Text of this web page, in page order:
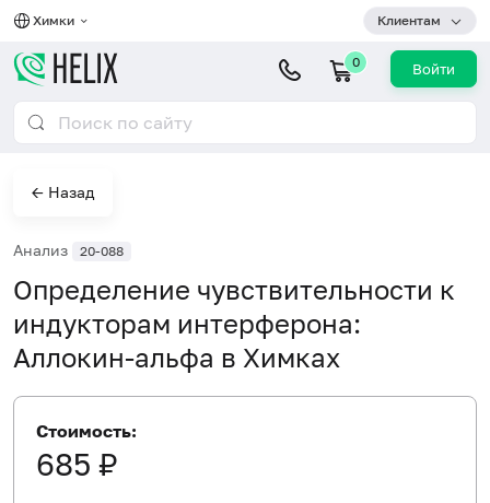
Химки Клиентам
0 Войти
← Назад
Анализ 20-088
Определение чувствительности к
индукторам интерферона:
Аллокин-альфа в Химках
Стоимость:
685 ₽